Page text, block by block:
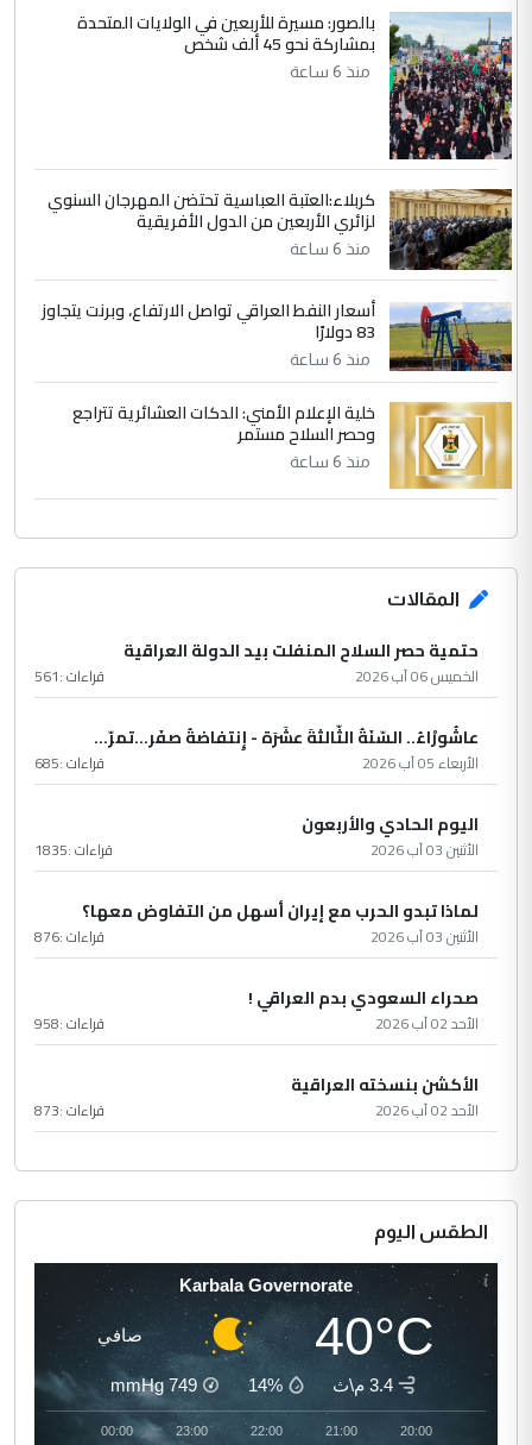
ابا فرات ...
الموضوع :
الجواهري يرد على صدام حسين سل
مضجعيك يابن الزنا (نص كامل)
بالصور: مسيرة للأربعين في الولايات المتحدة
بمشاركة نحو 45 ألف شخص
منذ 6 ساعة
كربلاء:العتبة العباسية تحتضن المهرجان السنوي
لزائري الأربعين من الدول الأفريقية
منذ 6 ساعة
أسعار النفط العراقي تواصل الارتفاع، وبرنت يتجاوز
83 دولارًا
منذ 6 ساعة
خلية الإعلام الأمني: الدكات العشائرية تتراجع
وحصر السلاح مستمر
منذ 6 ساعة
المقالات
حتمية حصر السلاح المنفلت بيد الدولة العراقية
الخميس 06 آب 2026 قراءات :561
عاشُورْاءُ.. السّنَةُ الثّالثةَ عشَرَة - إِنتفاضةُ صفَر…تمرّ...
الأربعاء 05 آب 2026 قراءات :685
اليوم الحادي والأربعون
الأثنين 03 آب 2026 قراءات :1835
لماذا تبدو الحرب مع إيران أسهل من التفاوض معها؟
الأثنين 03 آب 2026 قراءات :876
صحراء السعودي بدم العراقي !
الأحد 02 آب 2026 قراءات :958
الأكشن بنسخته العراقية
الأحد 02 آب 2026 قراءات :873
الطقس اليوم
Karbala Governorate
40°C صافي
3.4 م\ث 14%
749
mmHg
20:00
21:00
22:00
23:00
00:00